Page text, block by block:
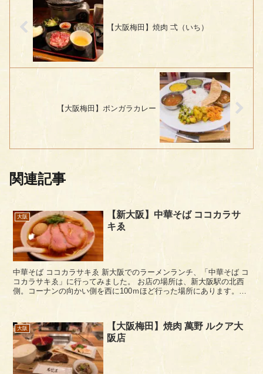
【大阪梅田】焼肉 弌（いち）
【大阪梅田】ポンガラカレー
関連記事
大阪
【新大阪】中華そば ココカラサ
キゑ
中華そば ココカラサキゑ 新大阪でのラーメンランチ、「中華そば コ
コカラサキゑ」に行ってみました。 お店の場所は、新大阪駅の北西
側。コーナンの向かい側を西に100ｍほど行った場所にあります。三
大阪
【大阪梅田】焼肉 萬野 ルクア大
阪店